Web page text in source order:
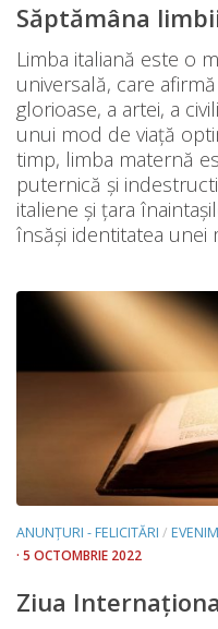
Săptămâna
Limba italiană este o
universală, care
glorioase, a artei, a
unui mod de viață
timp, limba maternă
puternică și
italiene și țara
însăși identitatea unei
ANUNȚURI - FELICITĂRI /
· 5 OCTOMBRIE 2022
Ziua